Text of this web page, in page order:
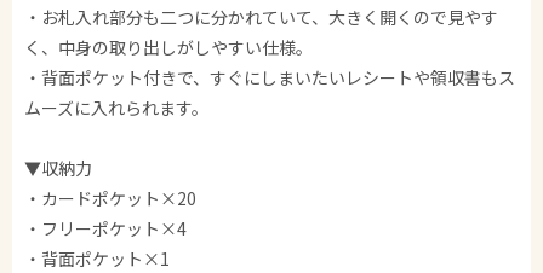
・お札入れ部分も二つに分かれていて、大きく開くので見やす
く、中身の取り出しがしやすい仕様。
・背面ポケット付きで、すぐにしまいたいレシートや領収書もス
ムーズに入れられます。
▼収納力
・カードポケット×20
・フリーポケット×4
・背面ポケット×1